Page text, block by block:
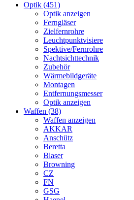
Optik (451)
Optik anzeigen
Ferngläser
Zielfernrohre
Leuchtpunktvisiere
Spektive/Fernrohre
Nachtsichttechnik
Zubehör
Wärmebildgeräte
Montagen
Entfernungsmesser
Optik anzeigen
Waffen (38)
Waffen anzeigen
AKKAR
Anschütz
Beretta
Blaser
Browning
CZ
FN
GSG